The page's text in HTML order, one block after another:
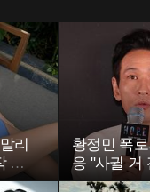
리
복
황정민 폭
응 "사귈 거
고…"